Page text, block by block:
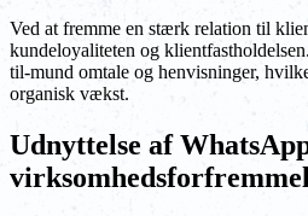
Ved at fremme en stærk relation til
kundeloyaliteten og
til-mund omtale og henvisninger,
organisk vækst.
Udnyttelse af